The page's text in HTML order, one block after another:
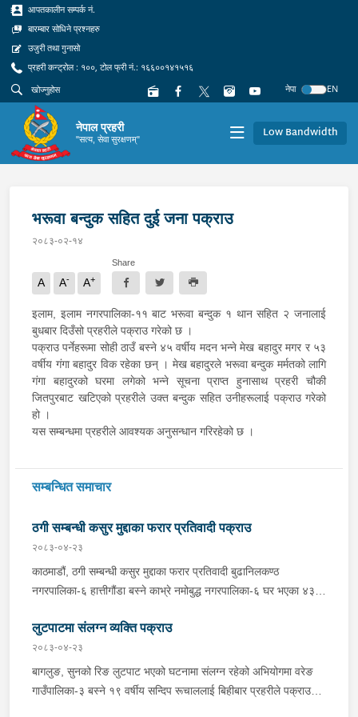
आपतकालीन सम्पर्क नं.
बारम्बार सोधिने प्रश्नहरु
उजुरी तथा गुनासो
प्रहरी कन्ट्रोल : १००, टोल फ्री नं.: १६६००१४१५१६
नेपा
EN
नेपाल प्रहरी
"सत्य, सेवा सुरक्षणम्" Low Bandwidth
भरूवा बन्दुक सहित दुई जना पक्राउ
२०८३-०२-१४
A A- A+
Share
इलाम, इलाम नगरपालिका-११ बाट भरूवा बन्दुक १ थान सहित २ जनालाई
बुधबार दिउँसो प्रहरीले पक्राउ गरेको छ ।
पक्राउ पर्नेहरूमा सोही ठाउँ बस्ने ४५ वर्षीय मदन भन्ने मेख बहादुर मगर र ५३
वर्षीय गंगा बहादुर विक रहेका छन् । मेख बहादुरले भरूवा बन्दुक मर्मतको लागि
गंगा बहादुरको घरमा लगेको भन्ने सूचना प्राप्त हुनासाथ प्रहरी चौकी
जितपुरबाट खटिएको प्रहरीले उक्त बन्दुक सहित उनीहरूलाई पक्राउ गरेको
हो ।
यस सम्बन्धमा प्रहरीले आवश्यक अनुसन्धान गरिरहेको छ ।
सम्बन्धित समाचार
ठगी सम्बन्धी कसुर मुद्दाका फरार प्रतिवादी पक्राउ
२०८३-०४-२३
काठमाडौं, ठगी सम्बन्धी कसुर मुद्दाका फरार प्रतिवादी बुढानिलकण्ठ
नगरपालिका-६ हात्तीगौंडा बस्ने काभ्रे नमोबुद्ध नगरपालिका-६ घर भएका ४३
फरार रहेका उनलाई काठमाडौं उपत्यका अपराध अनुसन्धान कार्यालय टेकुबाट
खटिएको प्रहरीले काठमाडौं महानगरपालिका-४ धुम्बाराहीबाट पक्राउ गरेको हो
। उनलाई फैसला कार्यान्वयनको लागि जिल्ला अदालत काठमाडौंमा पेश गरिएको
छ ।
लुटपाटमा संलग्न व्यक्ति पक्राउ
२०८३-०४-२३
बागलुङ, सुनको रिङ लुटपाट भएको घटनामा संलग्न रहेको अभियोगमा वरेङ
गाउँपालिका-३ बस्ने १९ वर्षीय सन्दिप रूचाललाई बिहीबार प्रहरीले पक्राउ